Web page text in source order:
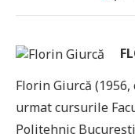
Florin Giurcă
urmat cursurile
Politehnic